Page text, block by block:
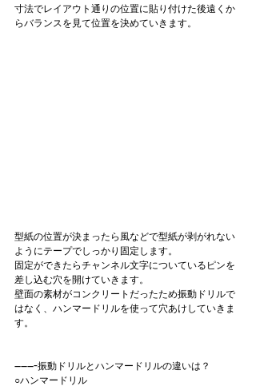
寸法でレイアウト通りの位置に貼り付けた後遠くか
らバランスを見て位置を決めていきます。
型紙の位置が決まったら風などで型紙が剥がれない
ようにテープでしっかり固定します。
固定ができたらチャンネル文字についているピンを
差し込む穴を開けていきます。
壁面の素材がコンクリートだったため振動ドリルで
はなく、ハンマードリルを使って穴あけしていきま
す。
-------振動ドリルとハンマードリルの違いは？
○ハンマードリル